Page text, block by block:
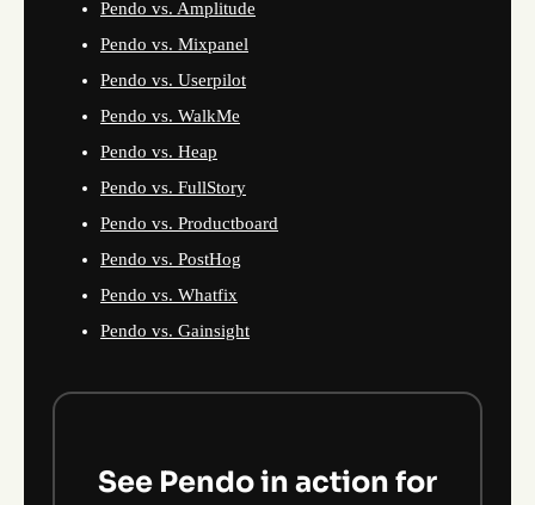
Pendo vs. Amplitude
Pendo vs. Mixpanel
Pendo vs. Userpilot
Pendo vs. WalkMe
Pendo vs. Heap
Pendo vs. FullStory
Pendo vs. Productboard
Pendo vs. PostHog
Pendo vs. Whatfix
Pendo vs. Gainsight
See Pendo in action for